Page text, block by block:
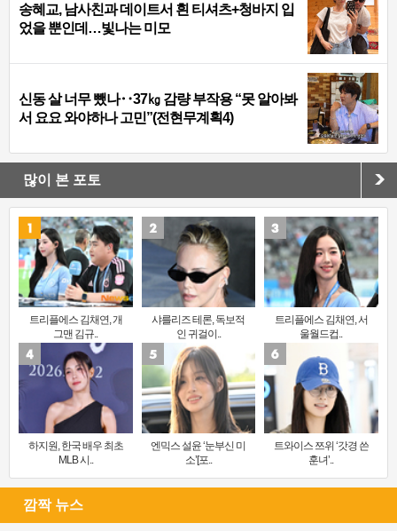
송혜교, 남사친과 데이트서 흰 티셔츠+청바지 입
었을 뿐인데…빛나는 미모
신동 살 너무 뺐나‥37㎏ 감량 부작용 “못 알아봐
서 요요 와야하나 고민”(전현무계획4)
많이 본 포토
트리플에스 김채연, 개
그맨 김규..
샤를리즈 테론, 독보적
인 귀걸이..
트리플에스 김채연, 서
울월드컵..
하지원, 한국 배우 최초
MLB 시..
엔믹스 설윤 ‘눈부신 미
소’[포..
트와이스 쯔위 ‘갓경 쓴
훈녀’..
깜짝 뉴스